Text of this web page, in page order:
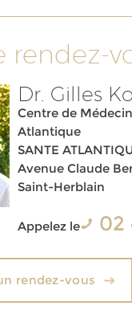
rendez-
Dr. Gilles
Centre de
Atlantique
SANTE
Avenue Claude
Saint-Herblain
Appelez le 02
rendez-vous